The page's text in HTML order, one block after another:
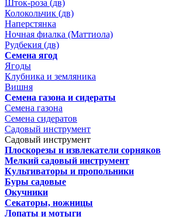
Шток-роза (дв)
Колокольчик (дв)
Наперстянка
Ночная фиалка (Маттиола)
Рудбекия (дв)
Семена ягод
Ягоды
Клубника и земляника
Вишня
Семена газона и сидераты
Семена газона
Семена сидератов
Садовый инструмент
Садовый инструмент
Плоскорезы и извлекатели сорняков
Мелкий садовый инструмент
Культиваторы и пропольники
Буры садовые
Окучники
Секаторы, ножницы
Лопаты и мотыги